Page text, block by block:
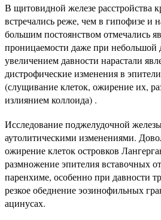
В щитовидной железе расстройства
встречались реже, чем в гипофизе и
большим постоянством отмечались
проницаемости даже при небольшой
увеличением давности нарастали
дистрофические изменения в
(слущивание клеток, ожирение их,
излиянием коллоида) .
Исследование поджелудочной
аутолитическими изменениями.
ожирение клеток островков
размножение эпителия вставочных
паренхиме, особенно при давности
резкое обеднение эозинофильных
ацинусах.